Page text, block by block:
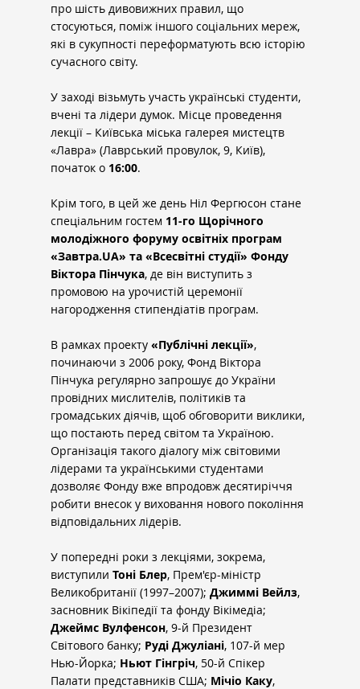
про шість дивовижних правил, що
стосуються, поміж іншого соціальних мереж,
які в сукупності переформатують всю історію
сучасного світу.
У заході візьмуть участь українські студенти,
вчені та лідери думок. Місце проведення
лекції – Київська міська галерея мистецтв
«Лавра» (Лаврський провулок, 9, Київ),
початок о 16:00.
Крім того, в цей же день Ніл Фергюсон стане
спеціальним гостем 11-го Щорічного
молодіжного форуму освітніх програм
«Завтра.UA» та «Всесвітні студії» Фонду
Віктора Пінчука, де він виступить з
промовою на урочистій церемонії
нагородження стипендіатів програм.
В рамках проекту «Публічні лекції»,
починаючи з 2006 року, Фонд Віктора
Пінчука регулярно запрошує до України
провідних мислителів, політиків та
громадських діячів, щоб обговорити виклики,
що постають перед світом та Україною.
Організація такого діалогу між світовими
лідерами та українськими студентами
дозволяє Фонду вже впродовж десятиріччя
робити внесок у виховання нового покоління
відповідальних лідерів.
У попередні роки з лекціями, зокрема,
виступили Тоні Блер, Прем'єр-міністр
Великобританії (1997–2007); Джиммі Вейлз,
засновник Вікіпедії та фонду Вікімедіа;
Джеймс Вулфенсон, 9-й Президент
Світового банку; Руді Джуліані, 107-й мер
Нью-Йорка; Ньют Гінгріч, 50-й Спікер
Палати представників США; Мічіо Каку,